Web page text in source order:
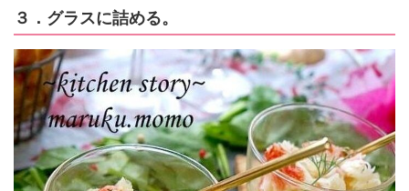
３．グラスに詰める。